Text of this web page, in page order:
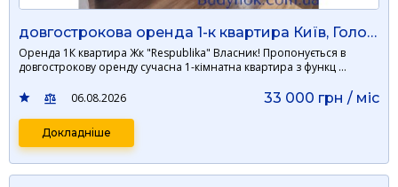
довгострокова оренда 1-к квартира Київ, Голосіївський, 33000 грн./міс.
Оренда 1К квартира Жк "Respublika" Власник! Пропонується в
довгострокову оренду сучасна 1-кімнатна квартира з функц …
06.08.2026 33 000 грн / мiс
Докладніше